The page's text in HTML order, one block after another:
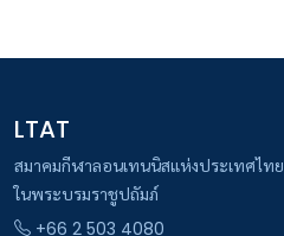
LTAT
สมาคมกีฬาลอนเทนนิสแห่งประเทศไทย
ในพระบรมราชูปถัมภ์
+66 2 503 4080